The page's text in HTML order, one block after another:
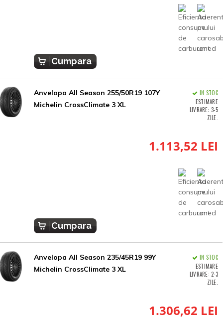
Cumpara
Anvelopa All Season 255/50R19 107Y
Michelin CrossClimate 3 XL
IN STOC
ESTIMARE
LIVRARE: 3-5
ZILE.
1.113,52 LEI
Cumpara
Anvelopa All Season 235/45R19 99Y
Michelin CrossClimate 3 XL
IN STOC
ESTIMARE
LIVRARE: 2-3
ZILE.
1.306,62 LEI